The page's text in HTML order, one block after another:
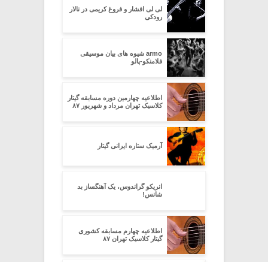
لی لی افشار و فروغ کریمی در تالار
رودکی
armo شیوه های بیان موسیقی
فلامنکو-پالو
اطلاعیه چهارمین دوره مسابقه گیتار
کلاسیک تهران مرداد و شهریور ۸۷
آرمیک ستاره ایرانی گیتار
انریکو گراندوس، یک آهنگساز بد
شانس!
اطلاعیه چهارم مسابقه کشوری
گیتار کلاسیک تهران ۸۷